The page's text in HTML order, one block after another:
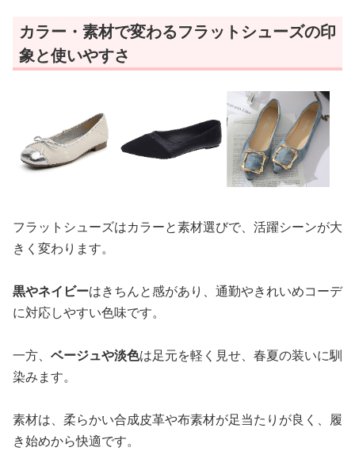
カラー・素材で変わるフラットシューズの印
象と使いやすさ
フラットシューズはカラーと素材選びで、活躍シーンが大
きく変わります。
黒やネイビーはきちんと感があり、通勤やきれいめコーデ
に対応しやすい色味です。
一方、 ベージュや淡色は足元を軽く見せ、春夏の装いに馴
染みます。
素材は、柔らかい合成皮革や布素材が足当たりが良く、履
き始めから快適です。